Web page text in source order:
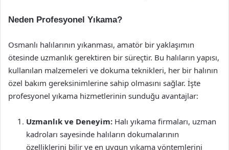
Neden Profesyonel Yıkama?
Osmanlı halılarının yıkanması, amatör bir yaklaşımın
ötesinde uzmanlık gerektiren bir süreçtir. Bu halıların yapısı,
kullanılan malzemeleri ve dokuma teknikleri, her bir halının
özel bakım gereksinimlerine sahip olmasını sağlar. İşte
profesyonel yıkama hizmetlerinin sunduğu avantajlar:
Uzmanlık ve Deneyim: Halı yıkama firmaları, uzman
kadroları sayesinde halıların dokumalarının
özelliklerini bilir ve en uygun yıkama yöntemlerini